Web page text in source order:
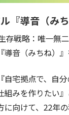
『導音（みち
存戦略：唯一無
導音（みちね）
自宅拠点で、自
組みを作りたい
に向けて、22年